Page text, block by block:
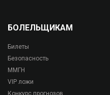
БОЛЕЛЬЩИКАМ
Билеты
Безопасность
ММГН
VIP ложи
Конкурс прогнозов